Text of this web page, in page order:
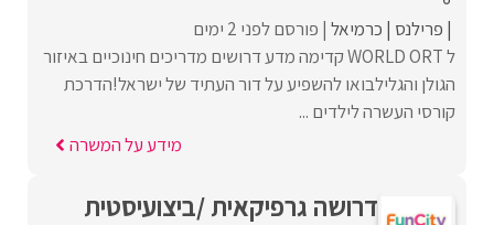
פרילנס כרמיאל פורסם לפני 2 ימים
ל WORLD ORT קדימה מדע דרושים מדריכים חינוכיים באיזור
הגולן והגלילבואו להשפיע על דור העתיד של ישראל!הדרכת
קורסי העשרה לילדים ...
מידע על המשרה
דרושה גרפיקאית /ביצועיסטית